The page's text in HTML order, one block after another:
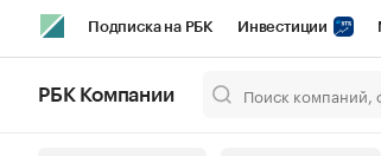
Подписка на РБК Инвестиции
РБК Компании